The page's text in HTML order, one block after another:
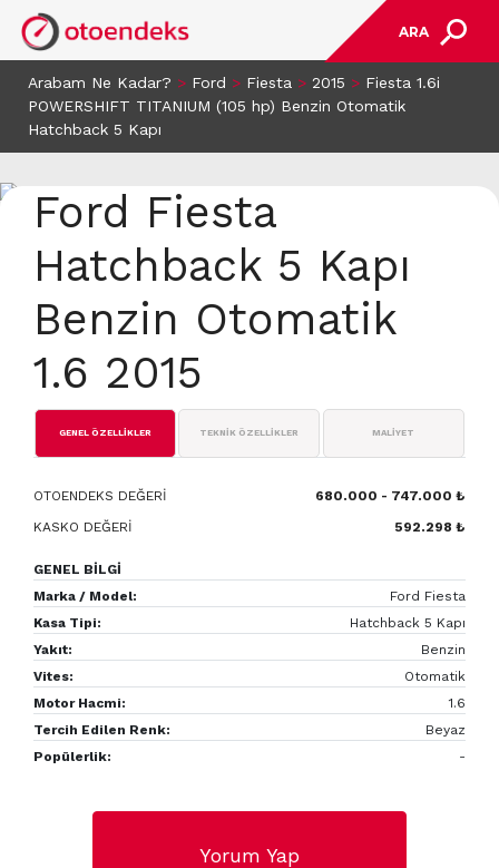
ARA
Arabam Ne Kadar? > Ford > Fiesta > 2015 > Fiesta 1.6i
POWERSHIFT TITANIUM (105 hp) Benzin Otomatik
Hatchback 5 Kapı
Ford Fiesta
Hatchback 5 Kapı
Benzin Otomatik
1.6 2015
GENEL ÖZELLİKLER TEKNİK ÖZELLİKLER MALİYET
OTOENDEKS DEĞERİ
680.000 - 747.000 ₺
KASKO DEĞERİ
592.298 ₺
GENEL BİLGİ
Marka / Model:
Ford Fiesta
Kasa Tipi:
Hatchback 5 Kapı
Yakıt:
Benzin
Vites:
Otomatik
Motor Hacmi:
1.6
Tercih Edilen Renk:
Beyaz
Popülerlik:
-
Yorum Yap